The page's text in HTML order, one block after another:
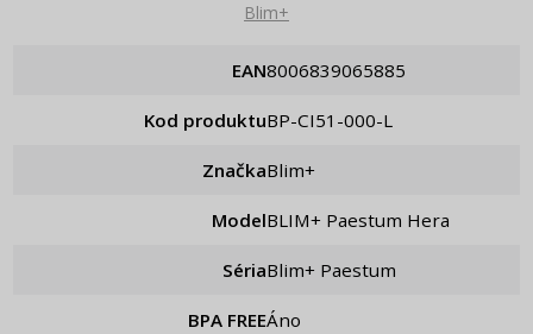
Blim+
EAN 8006839065885
Kod produktu BP-CI51-000-L
Značka Blim+
Model BLIM+ Paestum Hera
Séria Blim+ Paestum
BPA FREE Áno